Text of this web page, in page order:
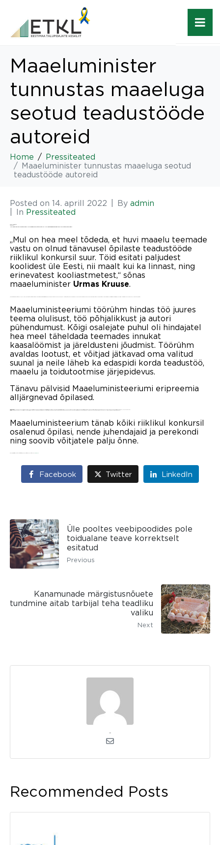
Maaeluminister
tunnustas maaeluga
seotud teadustööde
autoreid
Home
Pressiteated
Maaeluminister tunnustas maaeluga seotud
teadustööde autoreid
Posted on 14. aprill 2022 By admin
In Pressiteated
„Mul on hea meel tõdeda, et huvi maaelu teemade
vastu on olnud tänavusel õpilaste teadustööde
riiklikul konkursil suur. Töid esitati paljudest
koolidest üle Eesti, nii maalt kui ka linnast, ning
erinevatest kooliastmetest,“ sõnas
maaeluminister Urmas Kruuse.
Maaeluministeeriumi töörühm hindas töö juures
teema olulisust, töö põhjalikkust ja autori
pühendumust. Kõigi osalejate puhul oli hindajatel
hea meel täheldada teemades innukat
kaasalöömist ja järeldusteni jõudmist. Töörühm
avaldas lootust, et võitjad jätkavad oma valitud
suunal ja neile läheb ka edaspidi korda teadustöö,
maaelu ja toidutootmise järjepidevus.
Tänavu pälvisid Maaeluministeeriumi eripreemia
alljärgnevad õpilased.
Maaeluministeerium tänab kõiki riiklikul konkursil
osalenud õpilasi, nende juhendajaid ja perekondi
ning soovib võitjatele palju õnne.
Facebook Twitter LinkedIn
Üle pooltes veebipoodides pole
toidualane teave korrektselt
esitatud
Previous
Kanamunade märgistusnõuete
tundmine aitab tarbijal teha teadliku
valiku
Next
Recommended Posts